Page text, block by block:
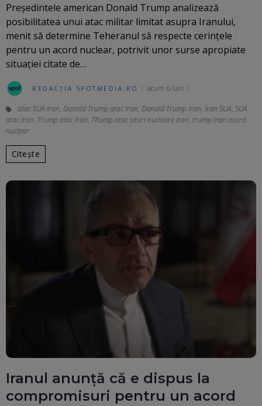
Președintele american Donald Trump analizează
posibilitatea unui atac militar limitat asupra Iranului,
menit să determine Teheranul să respecte cerințele
pentru un acord nuclear, potrivit unor surse apropiate
situației citate de…
REDACȚIA SPOTMEDIA.RO acum 6 luni
atac SUA Iran, Donald Trump atac Iran, Donald Trump Iran, Iran SUA, SUA
atac Iran, Trump atac Iran, TRump atac situri nucleare Iran, trump Iran acord
nuclear
Citește
Iranul anunță că e dispus la
compromisuri pentru un acord